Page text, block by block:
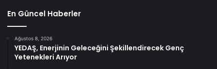
En Güncel Haberler
Ağustos 8, 2026
YEDAŞ, Enerjinin Geleceğini Şekillendirecek Genç
Yetenekleri Arıyor